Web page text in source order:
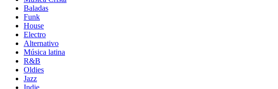
Baladas
Funk
House
Electro
Alternativo
Música latina
R&B
Oldies
Jazz